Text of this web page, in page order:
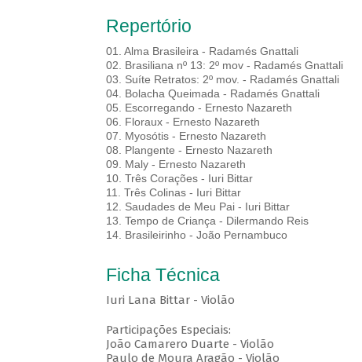
Repertório
01. Alma Brasileira - Radamés Gnattali
02. Brasiliana nº 13: 2º mov - Radamés Gnattali
03. Suíte Retratos: 2º mov. - Radamés Gnattali
04. Bolacha Queimada - Radamés Gnattali
05. Escorregando - Ernesto Nazareth
06. Floraux - Ernesto Nazareth
07. Myosótis - Ernesto Nazareth
08. Plangente - Ernesto Nazareth
09. Maly - Ernesto Nazareth
10. Três Corações - Iuri Bittar
11. Três Colinas - Iuri Bittar
12. Saudades de Meu Pai - Iuri Bittar
13. Tempo de Criança - Dilermando Reis
14. Brasileirinho - João Pernambuco
Ficha Técnica
Iuri Lana Bittar - Violão
Participações Especiais:
João Camarero Duarte - Violão
Paulo de Moura Aragão - Violão